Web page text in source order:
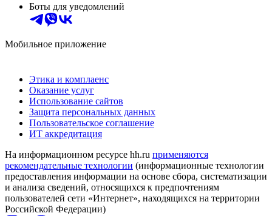
Боты для уведомлений
Мобильное приложение
Этика и комплаенс
Оказание услуг
Использование сайтов
Защита персональных данных
Пользовательское соглашение
ИТ аккредитация
На информационном ресурсе hh.ru применяются
рекомендательные технологии (информационные технологии
предоставления информации на основе сбора, систематизации
и анализа сведений, относящихся к предпочтениям
пользователей сети «Интернет», находящихся на территории
Российской Федерации)